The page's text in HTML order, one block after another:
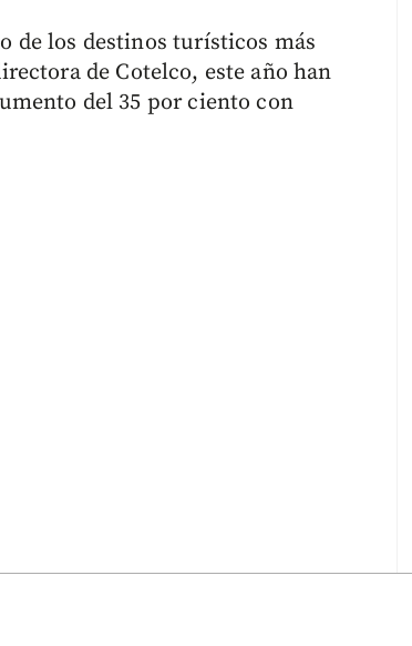
de los destinos turísticos más
de Cotelco, este año han
del 35 por ciento con